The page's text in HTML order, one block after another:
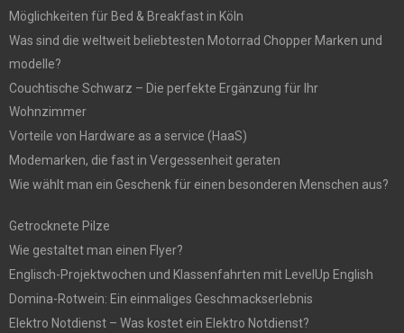
Möglichkeiten für Bed & Breakfast in Köln
Was sind die weltweit beliebtesten Motorrad Chopper Marken und
modelle?
Couchtische Schwarz – Die perfekte Ergänzung für Ihr
Wohnzimmer
Vorteile von Hardware as a service (HaaS)
Modemarken, die fast in Vergessenheit geraten
Wie wählt man ein Geschenk für einen besonderen Menschen aus?
Getrocknete Pilze
Wie gestaltet man einen Flyer?
Englisch-Projektwochen und Klassenfahrten mit LevelUp English
Domina-Rotwein: Ein einmaliges Geschmackserlebnis
Elektro Notdienst – Was kostet ein Elektro Notdienst?